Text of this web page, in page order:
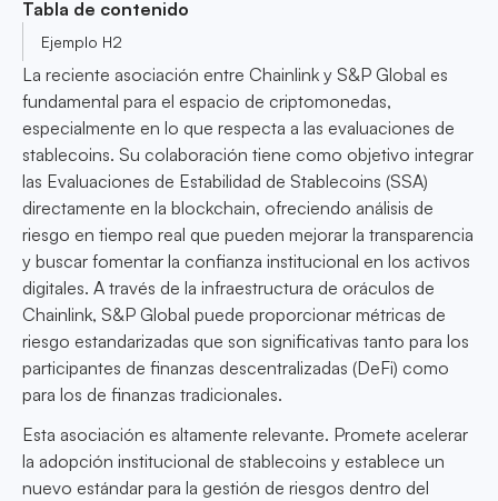
Tabla de contenido
Ejemplo H2
La reciente asociación entre Chainlink y S&P Global es
fundamental para el espacio de criptomonedas,
especialmente en lo que respecta a las evaluaciones de
stablecoins. Su colaboración tiene como objetivo integrar
las Evaluaciones de Estabilidad de Stablecoins (SSA)
directamente en la blockchain, ofreciendo análisis de
riesgo en tiempo real que pueden mejorar la transparencia
y buscar fomentar la confianza institucional en los activos
digitales. A través de la infraestructura de oráculos de
Chainlink, S&P Global puede proporcionar métricas de
riesgo estandarizadas que son significativas tanto para los
participantes de finanzas descentralizadas (DeFi) como
para los de finanzas tradicionales.
Esta asociación es altamente relevante. Promete acelerar
la adopción institucional de stablecoins y establece un
nuevo estándar para la gestión de riesgos dentro del